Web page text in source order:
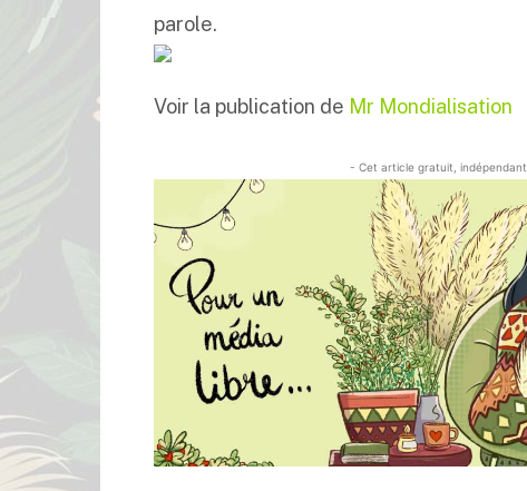
parole.
Voir la publication de Mr Mondialisation
- Cet article gratuit,